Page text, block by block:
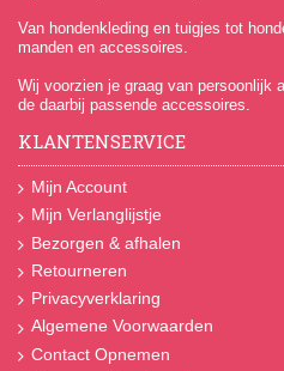
Van hondenkleding en tuigjes tot
manden en accessoires.
Wij voorzien je graag van persoonlijk
de daarbij passende accessoires.
KLANTENSERVICE
Mijn Account
Mijn Verlanglijstje
Bezorgen & afhalen
Retourneren
Privacyverklaring
Algemene Voorwaarden
Contact Opnemen